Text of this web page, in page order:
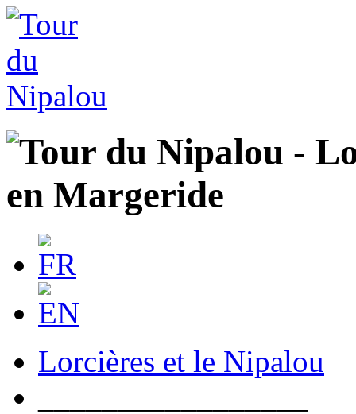
Lorcières et le Nipalou